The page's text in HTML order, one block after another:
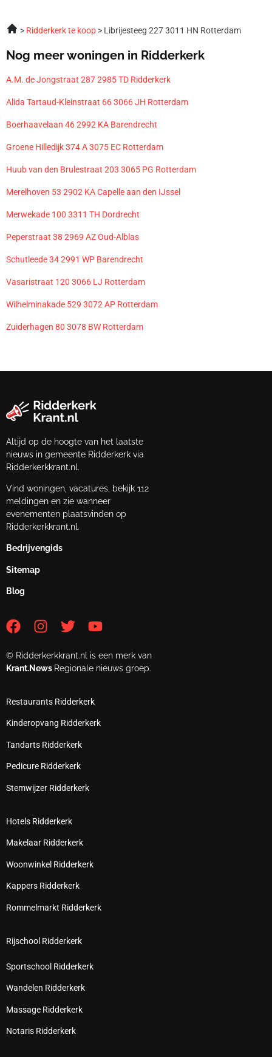
Ridderkerk te koop Librijesteeg 227 3011 HN Rotterdam
Nog meer woningen in Ridderkerk
A.M. de Jongstraat 287 2985 TD Ridderkerk
Alida Tartaud-Kleinstraat 66 3066 JH Rotterdam
Boerhaavelaan 46 2992 KA Barendrecht
Groene Hilledijk 374 A 3075 EC Rotterdam
Huub van den Brulestraat 203 3065 PG Rotterdam
Merelhoven 53 2902 KA Capelle aan den IJssel
Merwekade 100 3311 TH Dordrecht
Peperstraat 38 2969 AZ Oud-Alblas
Schutleede 34 2991 WP Barendrecht
Vasaristraat 120 3066 LJ Rotterdam
Wilhelminakade 529 3072 AP Rotterdam
Zuiderhagen 80 3078 BW Rotterdam
Altijd op de hoogte van het laatste
nieuws in gemeente Ridderkerk via
Ridderkerkkrant.nl.
Vind woningen, vacatures, bekijk 112
meldingen en zie wanneer
evenementen plaatsvinden op
Ridderkerkkrant.nl.
Bedrijvengids
Sitemap
Blog
© Ridderkerkkrant.nl is een merk van
Krant.News Regionale nieuws groep.
Restaurants Ridderkerk
Kinderopvang Ridderkerk
Tandarts Ridderkerk
Pedicure Ridderkerk
Stemwijzer Ridderkerk
Hotels Ridderkerk
Makelaar Ridderkerk
Woonwinkel Ridderkerk
Kappers Ridderkerk
Rommelmarkt Ridderkerk
Rijschool Ridderkerk
Sportschool Ridderkerk
Wandelen Ridderkerk
Massage Ridderkerk
Notaris Ridderkerk